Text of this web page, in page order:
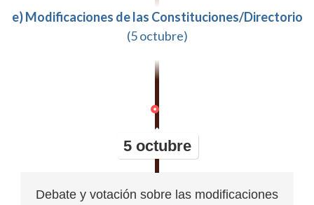
e) Modificaciones de las Constituciones/Directorio
(5 octubre)
5 octubre
Debate y votación sobre las modificaciones